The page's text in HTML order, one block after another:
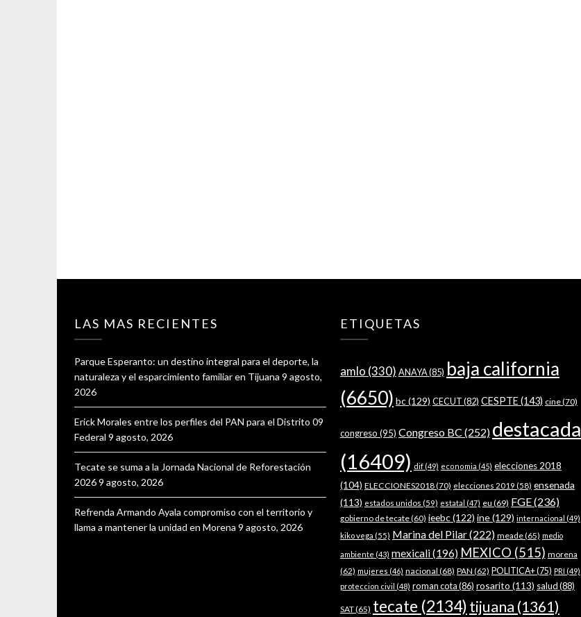
LAS MAS RECIENTES
Parque Esperanto: un destino integral para el deporte, la
naturaleza y el esparcimiento familiar en Tijuana 9 agosto,
2026
Erick Morales entre los perfiles del PAN para el Distrito 09
Federal 9 agosto, 2026
Tecate se suma a la Jornada Nacional de Reforestación
20269 agosto, 2026
Refrenda Armando Ayala compromiso con el territorio y
llama a mantener la unidad en Morena 9 agosto, 2026
ETIQUETAS
amlo (330) ANAYA(85) baja california
(6650) bc(129) CECUT(82) CESPTE (143) cine(70)
congreso (95) Congreso BC (252) destacada
(16409) dif(49) economia (45) elecciones 2018
(104) ELECCIONES2018(70) elecciones 2019 (58) ensenada
(113) estados unidos (59) estatal (47) eu (69) FGE(236)
gobierno de tecate(60) ieebc(122) ine(129) internacional (49)
kiko vega (55) Marina del Pilar(222) meade(65) medio
ambiente (43) mexicali(196) MEXICO (515) morena
(62) mujeres (46) nacional (68) PAN (62) POLITICA+(75) PRI (49)
proteccion civil (48) roman cota(86) rosarito (113) salud(88)
SAT(65) tecate (2134) tijuana (1361)